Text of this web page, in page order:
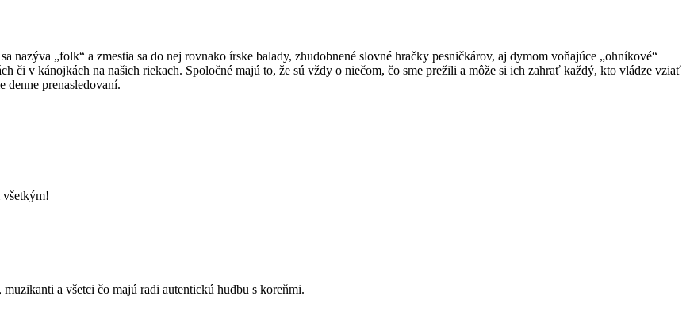
nazýva „folk“ a zmestia sa do nej rovnako írske balady, zhudobnené slovné hračky pesničkárov, aj dymom voňajúce „ohníkové“
či v kánojkách na našich riekach. Spoločné majú to, že sú vždy o niečom, čo sme prežili a môže si ich zahrať každý, kto vládze vziať
denne prenasledovaní.
všetkým!
a všetci čo majú radi autentickú hudbu s koreňmi.